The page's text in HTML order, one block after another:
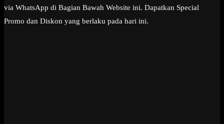
via WhatsApp di Bagian Bawah Website ini. Dapatkan Special
Promo dan Diskon yang berlaku pada hari ini.